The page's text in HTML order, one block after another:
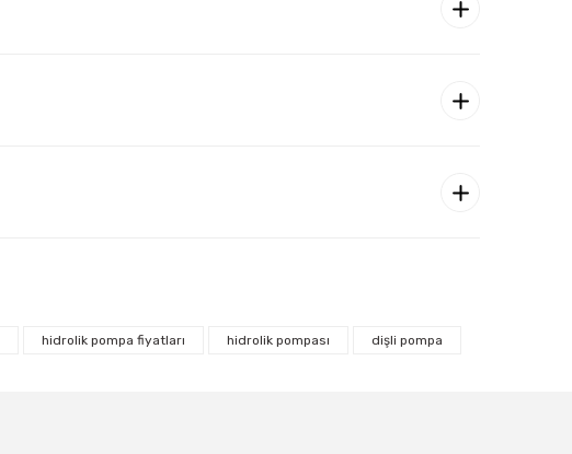
hidrolik pompa fiyatları hidrolik pompası dişli pompa